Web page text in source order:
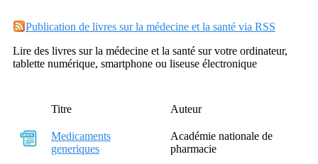
Publication de livres sur la médecine et la santé via RSS
Lire des livres sur la médecine et la santé sur votre ordinateur,
tablette numérique, smartphone ou liseuse électronique
Titre Auteur
Medicaments
generiques
Académie nationale de
pharmacie